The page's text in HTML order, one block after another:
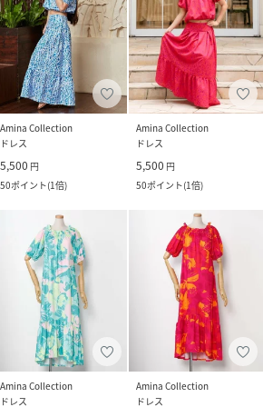
Amina Collection
ドレス
5,500 円
50ポイント(1倍)
Amina Collection
ドレス
5,500 円
50ポイント(1倍)
Amina Collection
ドレス
Amina Collection
ドレス